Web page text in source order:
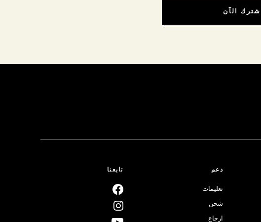
اشترك الآن
دعم
تعليمات
شحن
ارجاع
تابعنا